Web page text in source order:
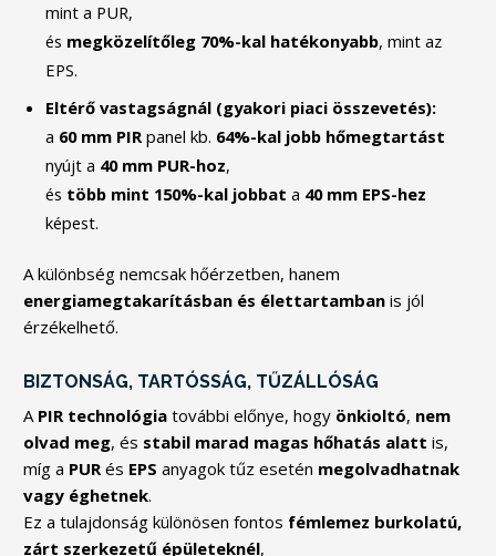
mint a PUR,
és megközelítőleg 70%-kal hatékonyabb, mint az
EPS.
Eltérő vastagságnál (gyakori piaci összevetés):
a 60 mm PIR panel kb. 64%-kal jobb hőmegtartást
nyújt a 40 mm PUR-hoz,
és több mint 150%-kal jobbat a 40 mm EPS-hez
képest.
A különbség nemcsak hőérzetben, hanem
energiamegtakarításban és élettartamban is jól
érzékelhető.
BIZTONSÁG, TARTÓSSÁG, TŰZÁLLÓSÁG
A PIR technológia további előnye, hogy önkioltó, nem
olvad meg, és stabil marad magas hőhatás alatt is,
míg a PURés EPS anyagok tűz esetén megolvadhatnak
vagy éghetnek.
Ez a tulajdonság különösen fontos fémlemez burkolatú,
zárt szerkezetű épületeknél,